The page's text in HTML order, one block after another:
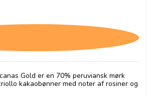
Gold er en 70% peruviansk mørk
kakaobønner med noter af rosiner og